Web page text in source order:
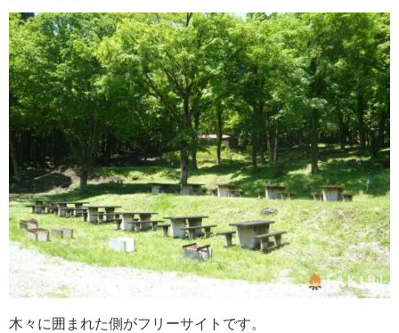
木々に囲まれた側がフリーサイトです。